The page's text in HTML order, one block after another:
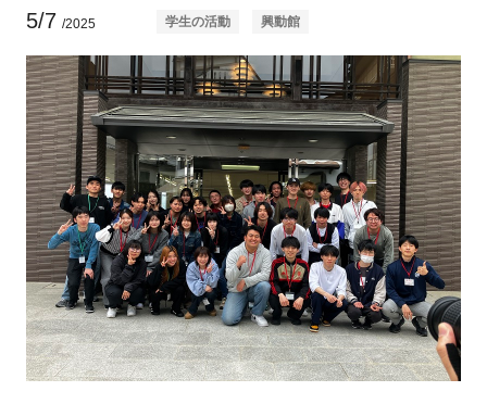
5/7 /2025 学生の活動 興動館